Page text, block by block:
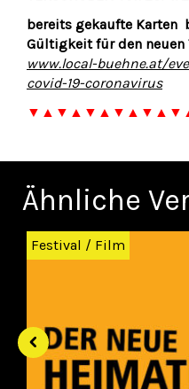
bereits gekaufte Karten
Gültigkeit für den neuen
www.local-buehne.at/
covid-19-coronavirus
Ähnliche
Zurück
Festival / Film